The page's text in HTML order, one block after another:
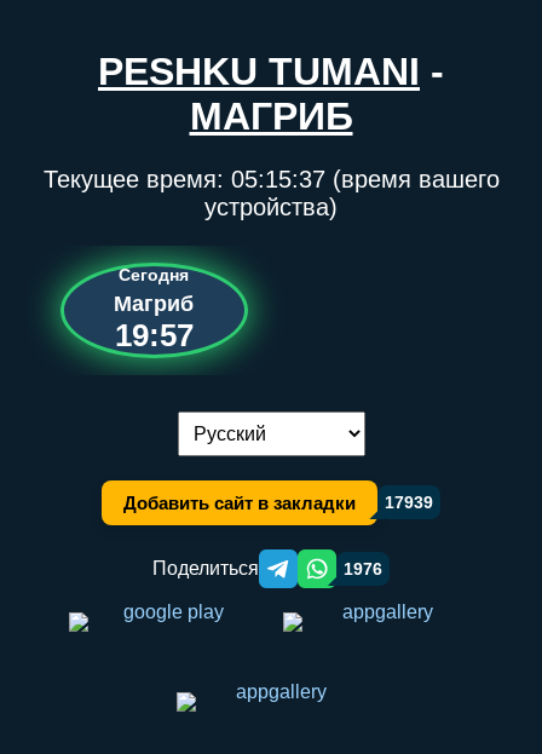
PESHKU TUMANI -
МАГРИБ
Текущее время: 05:15:37(время вашего
устройства)
Сегодня
Магриб
19:57
Переключение языка:
Добавить сайт в закладки 17939
Поделиться Telegram orqali ulashish
WhatsApp orqali ulashish
1976